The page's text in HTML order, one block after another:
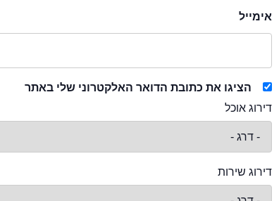
אימייל
הציגו את כתובת הדואר האלקטרוני שלי באתר
דירוג אוכל
דירוג שירות